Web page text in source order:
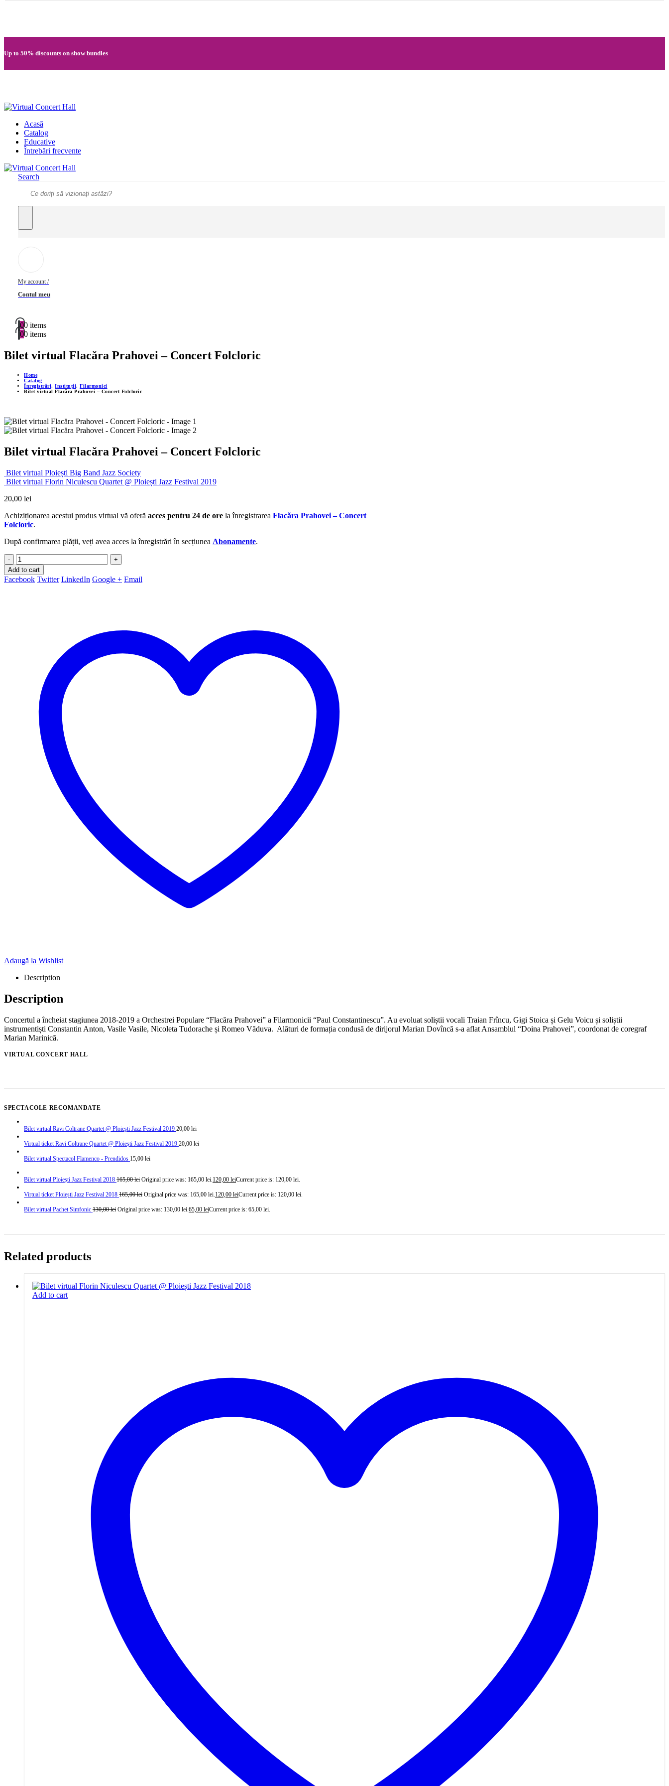
Up to 50% discounts on show bundles
Acasă
Catalog
Educative
Întrebări frecvente
Search
My account /
Contul meu
00 items
00 items
Bilet virtual Flacăra Prahovei – Concert Folcloric
Home
Catalog
Înregistrări, Instituții, Filarmonici
Bilet virtual Flacăra Prahovei – Concert Folcloric
Bilet virtual Flacăra Prahovei – Concert Folcloric
Bilet virtual Ploiești Big Band Jazz Society
Bilet virtual Florin Niculescu Quartet @ Ploiești Jazz Festival 2019
20,00 lei
Achiziționarea acestui produs virtual vă oferă acces pentru 24 de ore la înregistrarea Flacăra Prahovei – Concert
Folcloric.
După confirmarea plății, veți avea acces la înregistrări în secțiunea Abonamente.
-
+
Add to cart
Facebook Twitter LinkedIn Google + Email
Adaugă la Wishlist
Description
Description
Concertul a încheiat stagiunea 2018-2019 a Orchestrei Populare “Flacăra Prahovei” a Filarmonicii “Paul Constantinescu”. Au evoluat soliștii vocali Traian Frîncu, Gigi Stoica și Gelu Voicu și soliștii
instrumentiști Constantin Anton, Vasile Vasile, Nicoleta Tudorache și Romeo Văduva. Alături de formația condusă de dirijorul Marian Dovîncă s-a aflat Ansamblul “Doina Prahovei”, coordonat de coregraf
Marian Marinică.
VIRTUAL CONCERT HALL
SPECTACOLE RECOMANDATE
Bilet virtual Ravi Coltrane Quartet @ Ploiești Jazz Festival 2019 20,00 lei
Virtual ticket Ravi Coltrane Quartet @ Ploiești Jazz Festival 2019 20,00 lei
Bilet virtual Spectacol Flamenco - Prendidos 15,00 lei
Bilet virtual Ploiești Jazz Festival 2018 165,00lei Original price was: 165,00 lei.120,00 leiCurrent price is: 120,00 lei.
Virtual ticket Ploiești Jazz Festival 2018 165,00lei Original price was: 165,00 lei.120,00 leiCurrent price is: 120,00 lei.
Bilet virtual Pachet Simfonic 130,00lei Original price was: 130,00 lei.65,00 leiCurrent price is: 65,00 lei.
Related products
Add to cart